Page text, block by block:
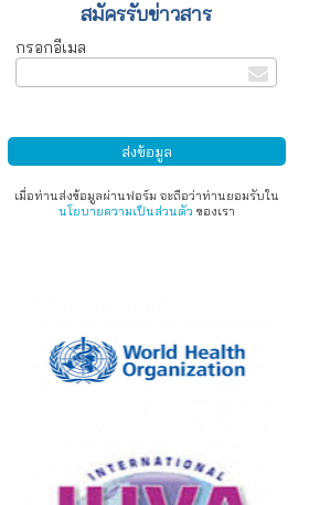
สมัครรับข่าวสาร
กรอกอีเมล
เมื่อท่านส่งข้อมูลผ่านฟอร์ม จะถือว่าท่านยอมรับใน
นโยบายความเป็นส่วนตัว ของเรา